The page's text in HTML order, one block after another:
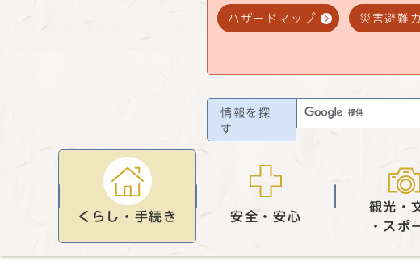
ハザードマップ 災害避難
情報を探
す
くらし・手続き 安全・安心
観光・
・スポ